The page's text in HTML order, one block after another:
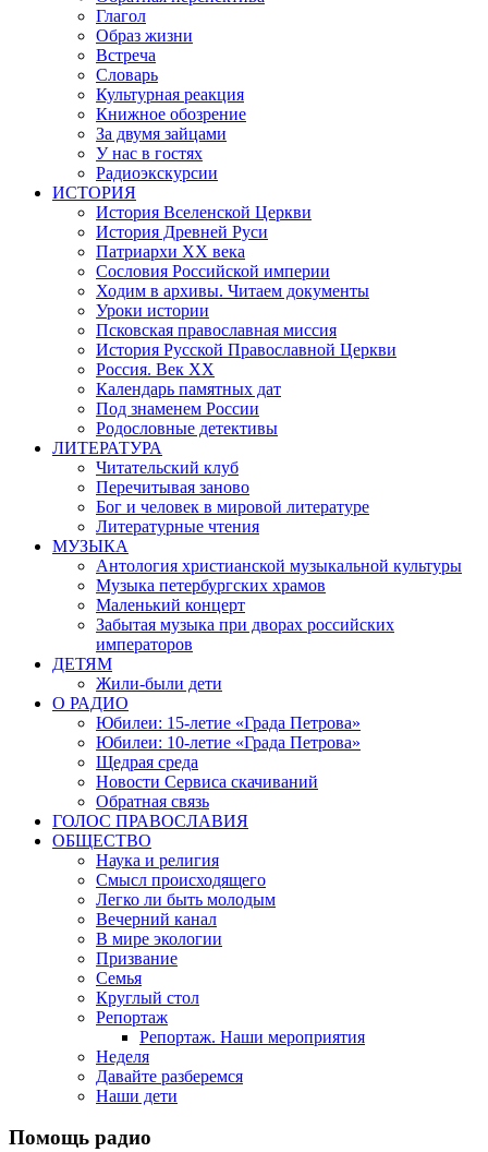
Глагол
Образ жизни
Встреча
Словарь
Культурная реакция
Книжное обозрение
За двумя зайцами
У нас в гостях
Радиоэкскурсии
ИСТОРИЯ
История Вселенской Церкви
История Древней Руси
Патриархи XX века
Сословия Российской империи
Ходим в архивы. Читаем документы
Уроки истории
Псковская православная миссия
История Русской Православной Церкви
Россия. Век ХХ
Календарь памятных дат
Под знаменем России
Родословные детективы
ЛИТЕРАТУРА
Читательский клуб
Перечитывая заново
Бог и человек в мировой литературе
Литературные чтения
МУЗЫКА
Антология христианской музыкальной культуры
Музыка петербургских храмов
Маленький концерт
Забытая музыка при дворах российских
императоров
ДЕТЯМ
Жили-были дети
О РАДИО
Юбилеи: 15-летие «Града Петрова»
Юбилеи: 10-летие «Града Петрова»
Щедрая среда
Новости Сервиса скачиваний
Обратная связь
ГОЛОС ПРАВОСЛАВИЯ
ОБЩЕСТВО
Наука и религия
Смысл происходящего
Легко ли быть молодым
Вечерний канал
В мире экологии
Призвание
Семья
Круглый стол
Репортаж
Репортаж. Наши мероприятия
Неделя
Давайте разберемся
Наши дети
Помощь радио